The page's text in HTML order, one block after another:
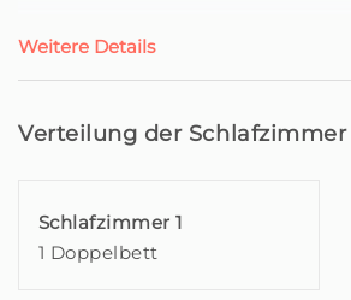
Unternehmens bereits im 19.
1880, gebaut wurde und 1934
In den 70er Jahren des 20.
heran. Es ist zu Ehren dieser
Casas da Luz entstand. Zwischen
Weitere Details
Verteilung der Schlafzimmer
Schlafzimmer 1
1 Doppelbett